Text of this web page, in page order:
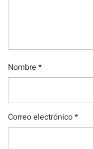
Nombre *
Correo electrónico*